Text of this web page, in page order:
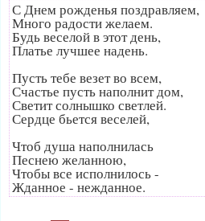
С Днем рожденья поздравляем,
Много радости желаем.
Будь веселой в этот день,
Платье лучшее надень.
Пусть тебе везет во всем,
Счастье пусть наполнит дом,
Светит солнышко светлей.
Сердце бьется веселей,
Чтоб душа наполнилась
Песнею желанною,
Чтобы все исполнилось -
Жданное - нежданное.